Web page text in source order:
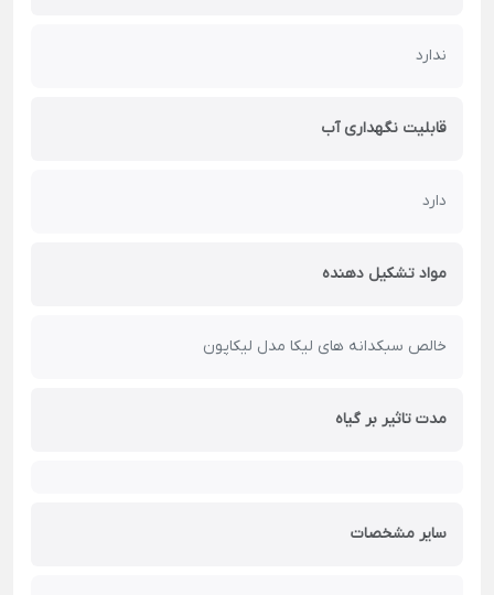
ندارد
قابلیت نگهداری آب
دارد
مواد تشکیل دهنده
خالص سبکدانه های لیکا مدل لیکاپون
مدت تاثیر بر گیاه
سایر مشخصات